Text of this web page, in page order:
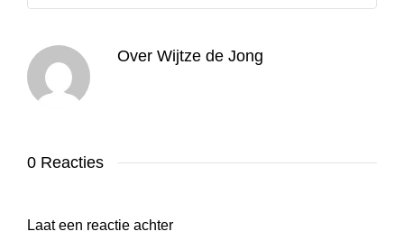
Over Wijtze de Jong
0 Reacties
Laat een reactie achter